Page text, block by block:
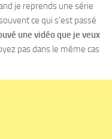
je reprends une série
ce qui s’est passé
une vidéo que je veux
pas dans le même cas